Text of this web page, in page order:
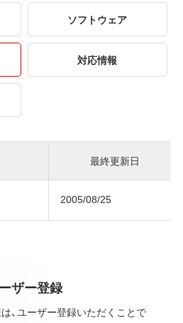
ソフトウェア
対応情報
最終更新日
2005/08/25
ザー登録
、ユーザー登録いただくことで